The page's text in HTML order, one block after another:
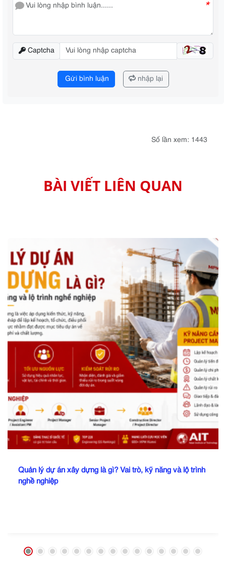
*
Captcha
Gửi bình luận nhập lại
Số lần xem: 1443
BÀI VIẾT LIÊN QUAN
Quản lý dự án xây dựng là gì? Vai trò, kỹ năng và lộ trình
nghề nghiệp